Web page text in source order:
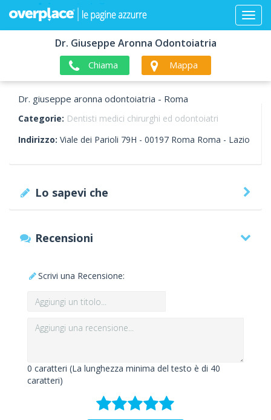
Dr. Giuseppe Aronna Odontoiatria
Chiama Mappa
Dr. giuseppe aronna odontoiatria - Roma
Categorie: Dentisti medici chirurghi ed odontoiatri
Indirizzo: Viale dei Parioli 79H - 00197 Roma Roma - Lazio
Lo sapevi che
Recensioni
Scrivi una Recensione:
0 caratteri (La lunghezza minima del testo è di 40
caratteri)